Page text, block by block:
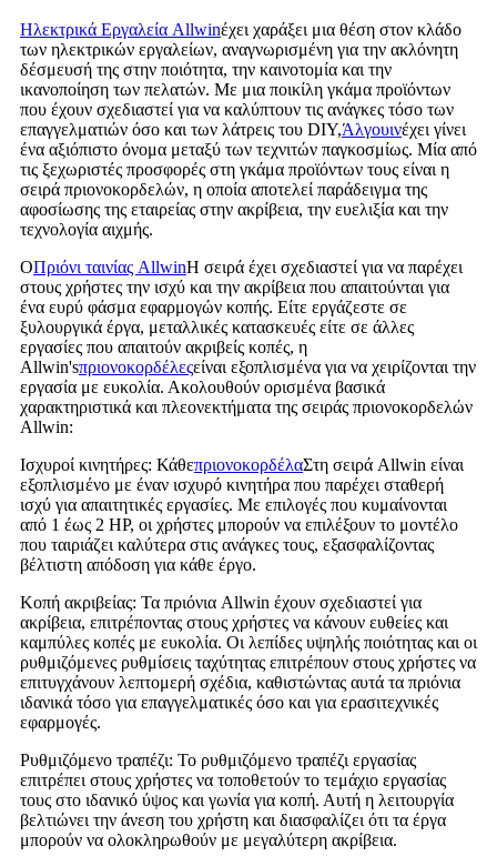
Ηλεκτρικά Εργαλεία Allwinέχει χαράξει μια θέση στον κλάδο
των ηλεκτρικών εργαλείων, αναγνωρισμένη για την ακλόνητη
δέσμευσή της στην ποιότητα, την καινοτομία και την
ικανοποίηση των πελατών. Με μια ποικίλη γκάμα προϊόντων
που έχουν σχεδιαστεί για να καλύπτουν τις ανάγκες τόσο των
επαγγελματιών όσο και των λάτρεις του DIY,Άλγουινέχει γίνει
ένα αξιόπιστο όνομα μεταξύ των τεχνιτών παγκοσμίως. Μία από
τις ξεχωριστές προσφορές στη γκάμα προϊόντων τους είναι η
σειρά πριονοκορδελών, η οποία αποτελεί παράδειγμα της
αφοσίωσης της εταιρείας στην ακρίβεια, την ευελιξία και την
τεχνολογία αιχμής.
ΟΠριόνι ταινίας AllwinΗ σειρά έχει σχεδιαστεί για να παρέχει
στους χρήστες την ισχύ και την ακρίβεια που απαιτούνται για
ένα ευρύ φάσμα εφαρμογών κοπής. Είτε εργάζεστε σε
ξυλουργικά έργα, μεταλλικές κατασκευές είτε σε άλλες
εργασίες που απαιτούν ακριβείς κοπές, η
Allwin'sπριονοκορδέλεςείναι εξοπλισμένα για να χειρίζονται την
εργασία με ευκολία. Ακολουθούν ορισμένα βασικά
χαρακτηριστικά και πλεονεκτήματα της σειράς πριονοκορδελών
Allwin:
Ισχυροί κινητήρες: ΚάθεπριονοκορδέλαΣτη σειρά Allwin είναι
εξοπλισμένο με έναν ισχυρό κινητήρα που παρέχει σταθερή
ισχύ για απαιτητικές εργασίες. Με επιλογές που κυμαίνονται
από 1 έως 2 HP, οι χρήστες μπορούν να επιλέξουν το μοντέλο
που ταιριάζει καλύτερα στις ανάγκες τους, εξασφαλίζοντας
βέλτιστη απόδοση για κάθε έργο.
Κοπή ακριβείας: Τα πριόνια Allwin έχουν σχεδιαστεί για
ακρίβεια, επιτρέποντας στους χρήστες να κάνουν ευθείες και
καμπύλες κοπές με ευκολία. Οι λεπίδες υψηλής ποιότητας και οι
ρυθμιζόμενες ρυθμίσεις ταχύτητας επιτρέπουν στους χρήστες να
επιτυγχάνουν λεπτομερή σχέδια, καθιστώντας αυτά τα πριόνια
ιδανικά τόσο για επαγγελματικές όσο και για ερασιτεχνικές
εφαρμογές.
Ρυθμιζόμενο τραπέζι: Το ρυθμιζόμενο τραπέζι εργασίας
επιτρέπει στους χρήστες να τοποθετούν το τεμάχιο εργασίας
τους στο ιδανικό ύψος και γωνία για κοπή. Αυτή η λειτουργία
βελτιώνει την άνεση του χρήστη και διασφαλίζει ότι τα έργα
μπορούν να ολοκληρωθούν με μεγαλύτερη ακρίβεια.